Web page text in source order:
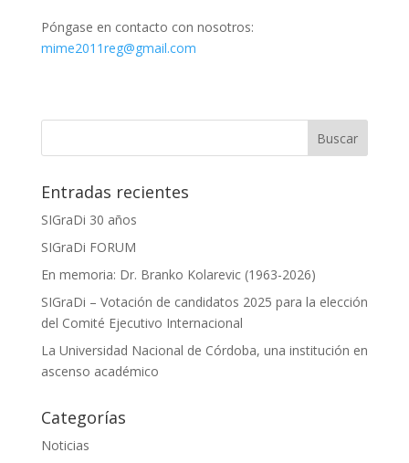
Póngase en contacto con nosotros:
mime2011reg@gmail.com
Entradas recientes
SIGraDi 30 años
SIGraDi FORUM
En memoria: Dr. Branko Kolarevic (1963-2026)
SIGraDi – Votación de candidatos 2025 para la elección
del Comité Ejecutivo Internacional
La Universidad Nacional de Córdoba, una institución en
ascenso académico
Categorías
Noticias